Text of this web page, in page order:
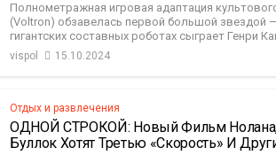
Полнометражная игровая адаптация
(Voltron) обзавелась первой большой звездой
гигантских составных роботах сыграет Генри
vispol 15.10.2024
Отдых и развлечения
ОДНОЙ СТРОКОЙ: Новый Фильм Нолана,
Буллок Хотят Третью «Скорость» И